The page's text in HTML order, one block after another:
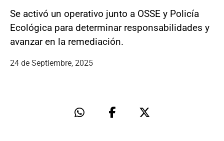
Se activó un operativo junto a OSSE y Policía
Ecológica para determinar responsabilidades y
avanzar en la remediación.
24 de Septiembre, 2025